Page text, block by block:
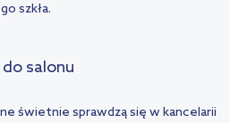
szkła.
salonu
świetnie sprawdzą się w kancelarii